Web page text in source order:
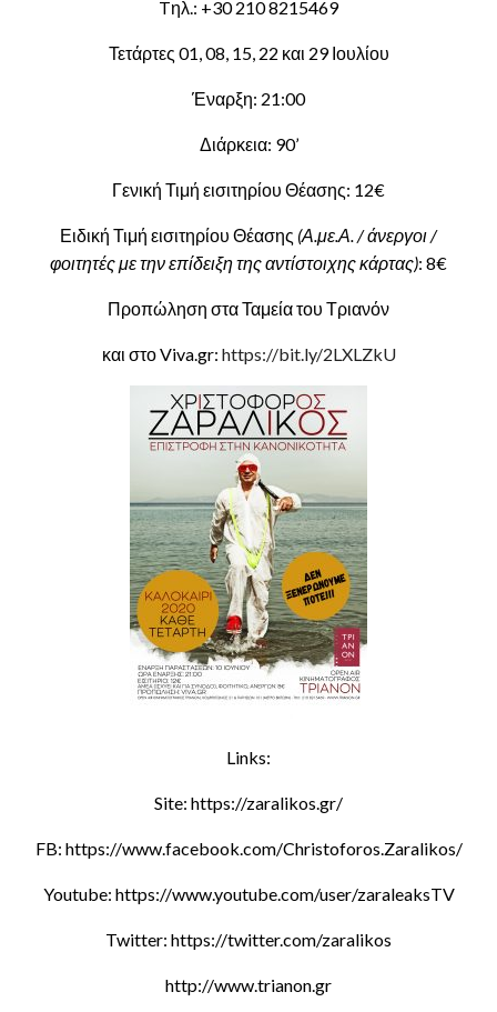
Tηλ.: +30 210 8215469
Τετάρτες 01, 08, 15, 22 και 29 Ιουλίου
Έναρξη: 21:00
Διάρκεια: 90’
Γενική Τιμή εισιτηρίου Θέασης: 12€
Ειδική Τιμή εισιτηρίου Θέασης (Α.με.Α. / άνεργοι /
φοιτητές με την επίδειξη της αντίστοιχης κάρτας): 8€
Προπώληση στα Ταμεία του Τριανόν
και στο Viva.gr: https://bit.ly/2LXLZkU
Links:
Site: https://zaralikos.gr/
FB: https://www.facebook.com/Christoforos.Zaralikos/
Youtube: https://www.youtube.com/user/zaraleaksTV
Twitter: https://twitter.com/zaralikos
http://www.trianon.gr